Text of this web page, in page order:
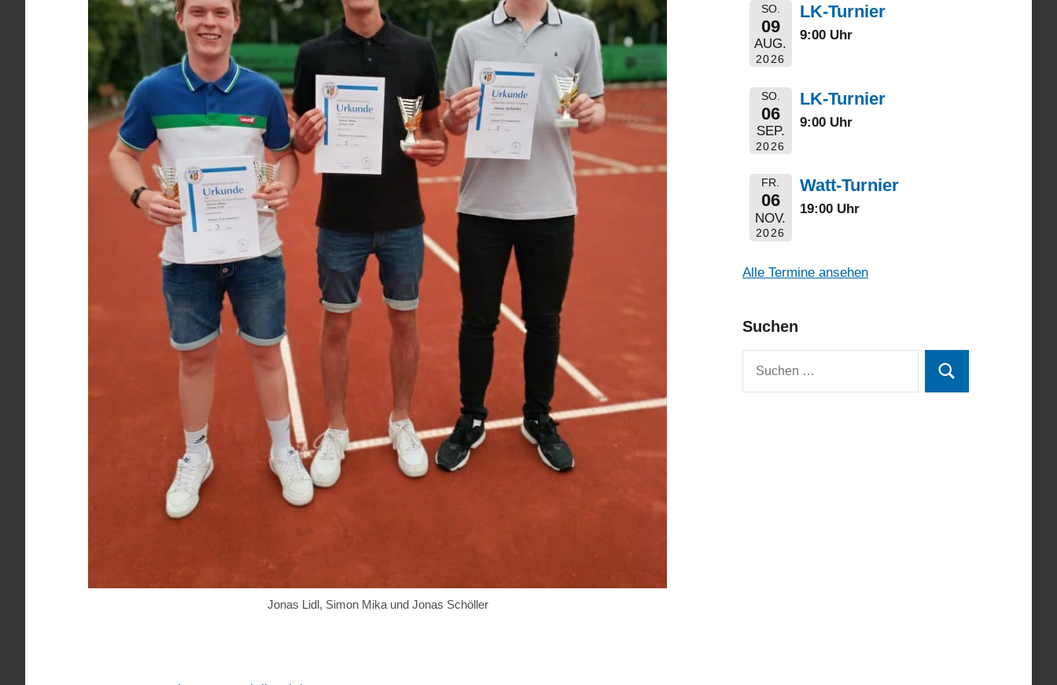
Jonas Lidl, Simon Mika und Jonas Schöller
SO.
09
AUG.
2026
LK-Turnier
9:00 Uhr
SO.
06
SEP.
2026
LK-Turnier
9:00 Uhr
FR.
06
NOV.
2026
Watt-Turnier
19:00 Uhr
Alle Termine ansehen
Suchen
Suchen